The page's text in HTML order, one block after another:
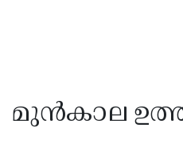
മുൻകാല